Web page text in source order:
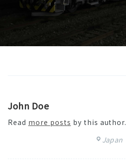
John Doe
Read more posts by this author.
Japan